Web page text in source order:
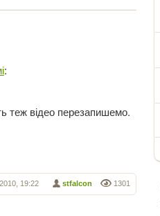
:
теж відео перезапишемо.
1301
stfalcon
19:22